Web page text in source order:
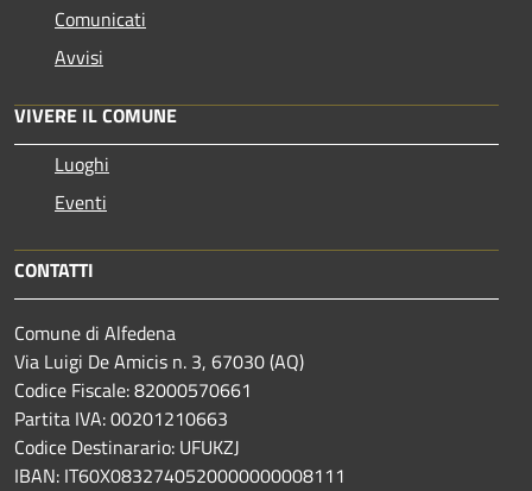
Comunicati
Avvisi
VIVERE IL COMUNE
Luoghi
Eventi
CONTATTI
Comune di Alfedena
Via Luigi De Amicis n. 3, 67030 (AQ)
Codice Fiscale: 82000570661
Partita IVA: 00201210663
Codice Destinarario: UFUKZJ
IBAN: IT60X0832740520000000008111